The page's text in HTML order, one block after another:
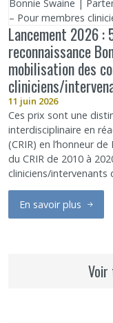
Lancement 2026 :
reconnaissance
mobilisation des
cliniciens/
11 juin 2026
Ces prix sont une
interdisciplinaire en
(CRIR) en l’honneur
du CRIR de 2010 à
cliniciens/intervenants
En savoir plus
sur Lancement
Voir